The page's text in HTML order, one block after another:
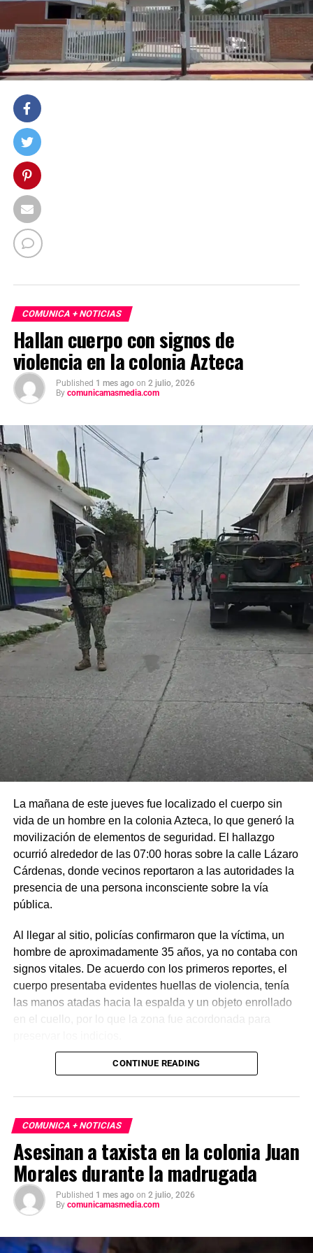
COMUNICA + NOTICIAS
Hallan cuerpo con signos de
violencia en la colonia Azteca
Published 1 mes ago on 2 julio, 2026
By comunicamasmedia.com
La mañana de este jueves fue localizado el cuerpo sin
vida de un hombre en la colonia Azteca, lo que generó la
movilización de elementos de seguridad. El hallazgo
ocurrió alrededor de las 07:00 horas sobre la calle Lázaro
Cárdenas, donde vecinos reportaron a las autoridades la
presencia de una persona inconsciente sobre la vía
pública.
Al llegar al sitio, policías confirmaron que la víctima, un
hombre de aproximadamente 35 años, ya no contaba con
signos vitales. De acuerdo con los primeros reportes, el
cuerpo presentaba evidentes huellas de violencia, tenía
las manos atadas hacia la espalda y un objeto enrollado
en el cuello, por lo que la zona fue acordonada para
Las primeras investigaciones apuntan a que el hombre
madrugada. Personal de la Fiscalía y del Servicio Médico
Forense realizó el levantamiento del cuerpo e inició la
carpeta de investigación correspondiente para esclarecer
este homicidio.
CONTINUE READING
COMUNICA + NOTICIAS
Asesinan a taxista en la colonia Juan
Morales durante la madrugada
Published 1 mes ago on 2 julio, 2026
By comunicamasmedia.com